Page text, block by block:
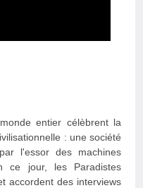
entier célèbrent la
: une société
l'essor des machines
ce jour, les Paradistes
accordent des interviews